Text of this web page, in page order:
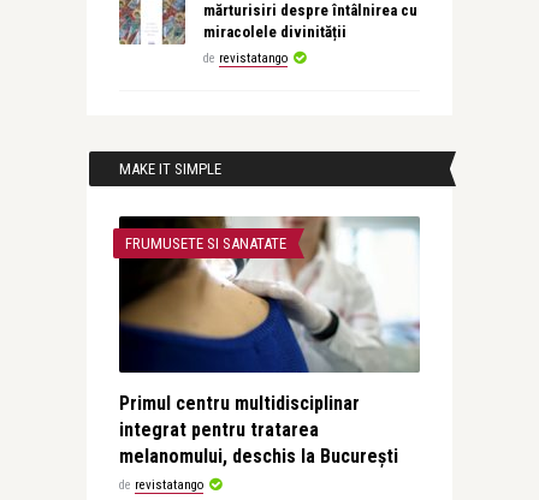
mărturisiri despre întâlnirea cu
miracolele divinității
de revistatango
MAKE IT SIMPLE
FRUMUSETE SI SANATATE
Primul centru multidisciplinar
integrat pentru tratarea
melanomului, deschis la București
de revistatango